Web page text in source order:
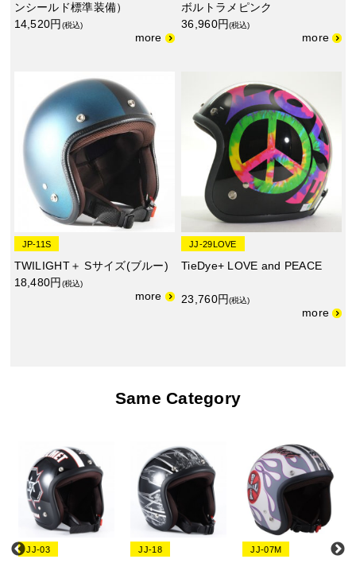
ンシールド標準装備）
14,520円 (税込)
ボルトラメピンク
36,960円(税込)
JP-11S
TWILIGHT＋ Sサイズ(ブルー)
18,480円 (税込)
JJ-29LOVE
TieDye+ LOVE and PEACE
23,760円(税込)
Same Category
JJ-03 JJ-18 JJ-07M